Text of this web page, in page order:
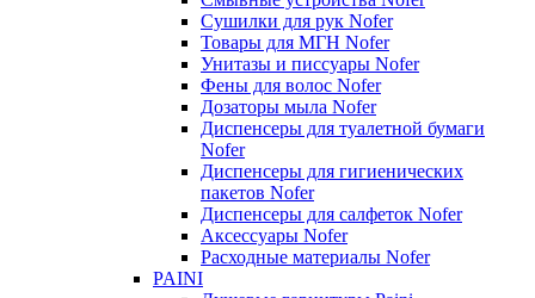
Сушилки для рук Nofer
Товары для МГН Nofer
Унитазы и писсуары Nofer
Фены для волос Nofer
Дозаторы мыла Nofer
Диспенсеры для туалетной бумаги
Nofer
Диспенсеры для гигиенических
пакетов Nofer
Диспенсеры для салфеток Nofer
Аксессуары Nofer
Расходные материалы Nofer
PAINI